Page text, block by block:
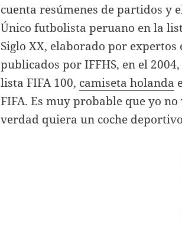
cuenta resúmenes de partidos y
Único futbolista peruano en la
Siglo XX, elaborado por
publicados por IFFHS, en el
lista FIFA 100, camiseta holanda
FIFA. Es muy probable que yo
verdad quiera un coche